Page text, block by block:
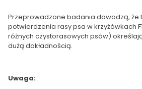
Przeprowadzone badania dowodzą, że
potwierdzenia rasy psa w krzyżówkach
różnych czystorasowych psów)
dużą dokładnością.
Uwaga: